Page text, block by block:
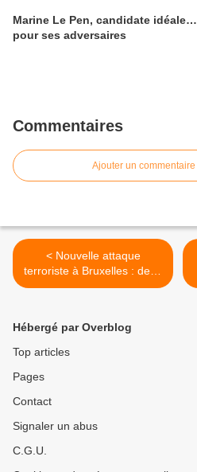
Marine Le Pen, candidate idéale…
pour ses adversaires
Commentaires
Ajouter un commentaire
< Nouvelle attaque
terroriste à Bruxelles : deux
policiers blessés à coups de
Hébergé par Overblog
Top articles
Pages
Contact
Signaler un abus
C.G.U.